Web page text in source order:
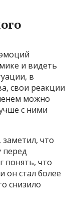
и видеть
в
свои реакции
можно
с ними
что
перед
понять, что
он стал более
снизило